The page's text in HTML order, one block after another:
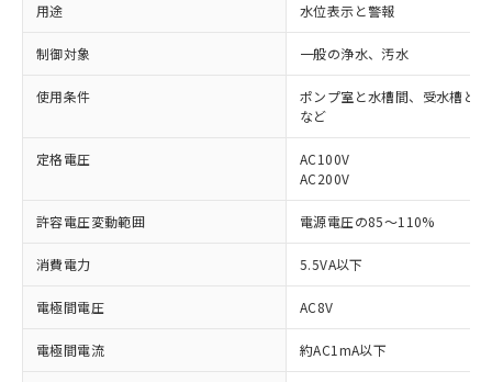
用途 水位表示と警報
制御対象 一般の浄水、汚水
使用条件
ポンプ室と水槽間、受水槽と
など
定格電圧
AC100V
AC200V
許容電圧変動範囲 電源電圧の85～110%
消費電力 5.5VA以下
電極間電圧 AC8V
電極間電流 約AC1mA以下
※1 対応状況
対応済み：EU RoHS指令（10物質）の
非含有に対応した製品が提供可能な商品で